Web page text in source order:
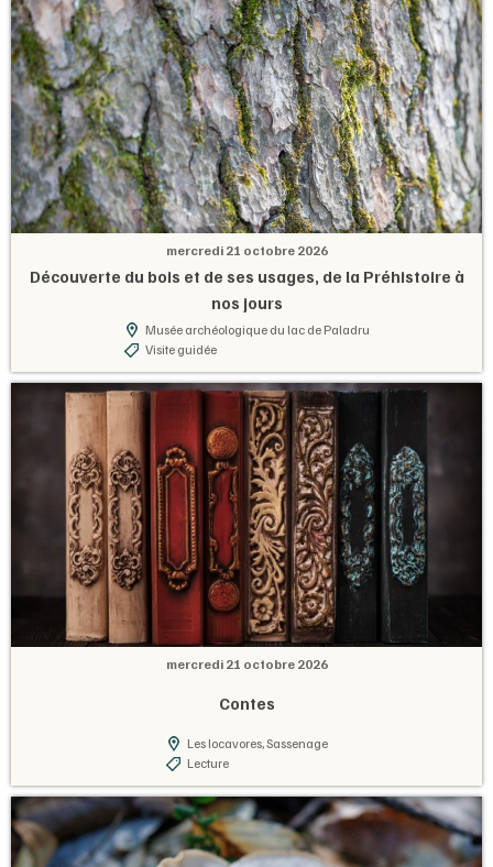
mercredi 21 octobre 2026
Découverte du bois et de ses usages, de la Préhistoire à
nos jours
Musée archéologique du lac de Paladru
Visite guidée
mercredi 21 octobre 2026
Contes
Les locavores, Sassenage
Lecture